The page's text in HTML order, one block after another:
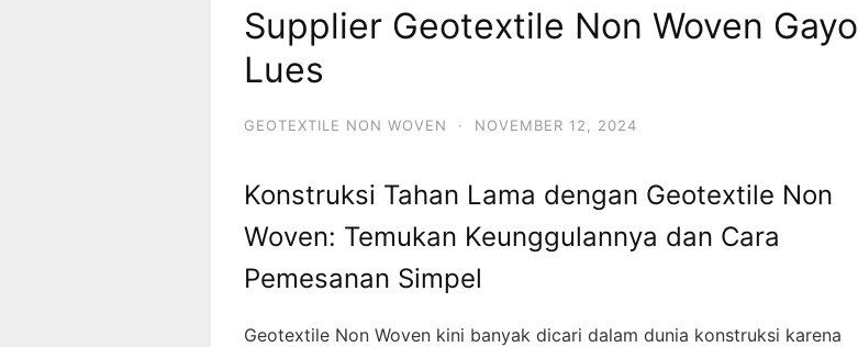
Supplier Geotextile Non Woven Gayo
Lues
GEOTEXTILE NON WOVEN · NOVEMBER 12, 2024
Konstruksi Tahan Lama dengan Geotextile Non
Woven: Temukan Keunggulannya dan Cara
Pemesanan Simpel
Geotextile Non Woven kini banyak dicari dalam dunia konstruksi karena